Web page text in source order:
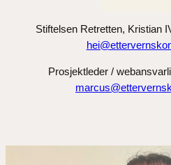
Stiftelsen Retretten, Kristian
Prosjektleder /